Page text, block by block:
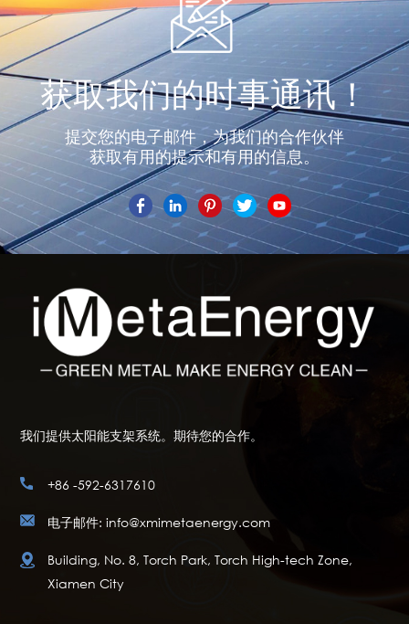
获取我们的时事通讯！
提交您的电子邮件，为我们的合作伙伴
获取有用的提示和有用的信息。
我们提供太阳能支架系统。期待您的合作。
+86 -592-6317610
电子邮件: info@xmimetaenergy.com
Building, No. 8, Torch Park, Torch High-tech Zone,
Xiamen City